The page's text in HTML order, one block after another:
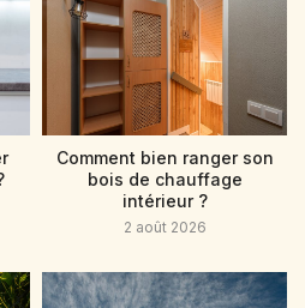
Comment bien ranger son
bois de chauffage
intérieur ?
2 août 2026